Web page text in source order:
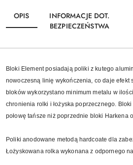
OPIS
INFORMACJE DOT.
BEZPIECZEŃSTWA
Bloki Element posiadają poliki z kutego
nowoczesną linię wykończenia, co daje efekt
bloków wykorzystano minimum metalu w
chronienia rolki i łożyska poprzecznego.
połowę tańsze niż poprzednie bloki Harkena
Poliki anodowane metodą hardcoate dla
Łożyskowana rolka wykonana z odpornego